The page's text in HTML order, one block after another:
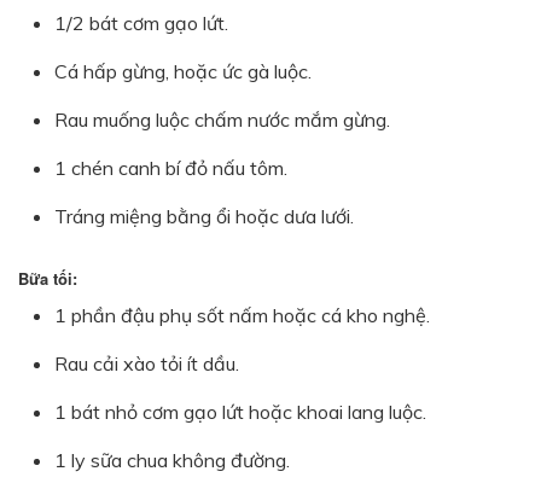
1/2 bát cơm gạo lứt.
Cá hấp gừng, hoặc ức gà luộc.
Rau muống luộc chấm nước mắm gừng.
1 chén canh bí đỏ nấu tôm.
Tráng miệng bằng ổi hoặc dưa lưới.
Bữa tối:
1 phần đậu phụ sốt nấm hoặc cá kho nghệ.
Rau cải xào tỏi ít dầu.
1 bát nhỏ cơm gạo lứt hoặc khoai lang luộc.
1 ly sữa chua không đường.